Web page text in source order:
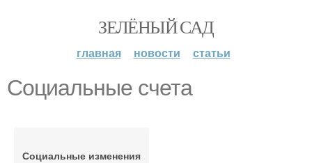
ЗЕЛЁНЫЙ САД
главная новости статьи
Социальные счета
Социальные изменения